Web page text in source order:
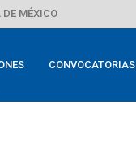
MÉXICO
CONVOCATORIAS